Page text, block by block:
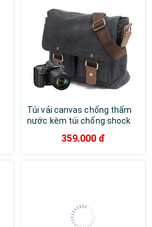
Túi vải canvas chống thấm
nước kèm túi chống shock
359.000 đ